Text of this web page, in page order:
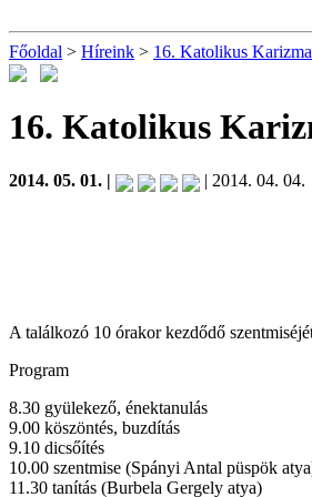
Főoldal > Híreink > 16. Katolikus
16. Katolikus
2014. 05. 01. | | 2014. 04. 04.
A találkozó 10 órakor kezdődő
Program
8.30 gyülekező, énektanulás
9.00 köszöntés, buzdítás
9.10 dicsőítés
10.00 szentmise (Spányi Antal püspök
11.30 tanítás (Burbela Gergely atya)